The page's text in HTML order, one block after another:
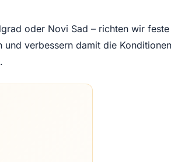
oder Novi Sad – richten wir
verbessern damit die